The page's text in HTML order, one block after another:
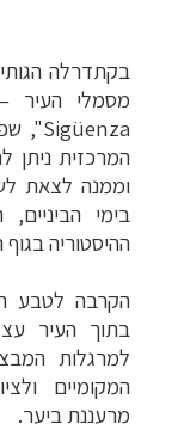
מסמלי העיר
Sigüenza
",
המרכזית ניתן
וממנה לצאת
בימי
ההיסטוריה בגוף
הקרבה לטבע
בתוך העיר
למרגלות
המקומיים
מרעננת ביער.